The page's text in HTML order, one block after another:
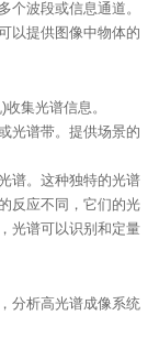
个波段或信息通道。
以提供图像中物体的
集光谱信息。
光谱带。提供场景的
谱。这种独特的光谱
反应不同，它们的光
光谱可以识别和定量
分析高光谱成像系统